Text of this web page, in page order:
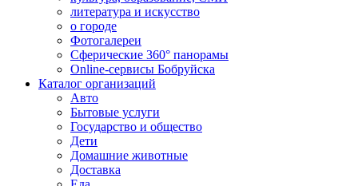
литература и искусство
о городе
Фотогалереи
Сферические 360° панорамы
Online-сервисы Бобруйска
Каталог организаций
Авто
Бытовые услуги
Государство и общество
Дети
Домашние животные
Доставка